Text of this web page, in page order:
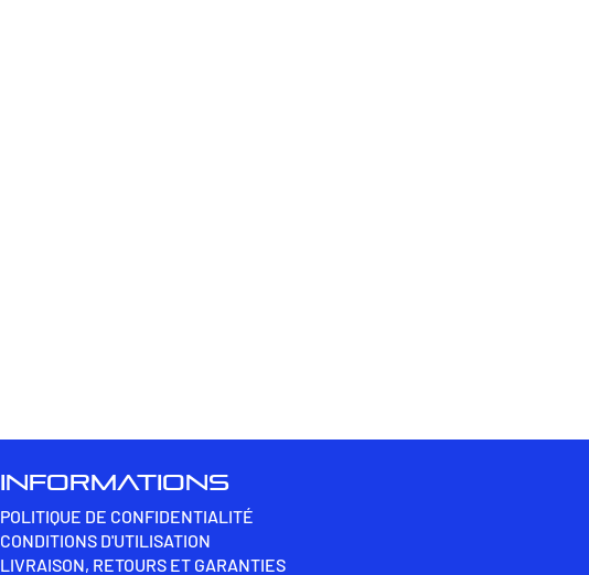
INFORMATIONS
POLITIQUE DE CONFIDENTIALITÉ
CONDITIONS D'UTILISATION
LIVRAISON, RETOURS ET GARANTIES